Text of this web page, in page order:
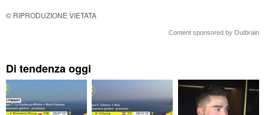
© RIPRODUZIONE VIETATA
Content sponsored by Outbrain
Di tendenza oggi